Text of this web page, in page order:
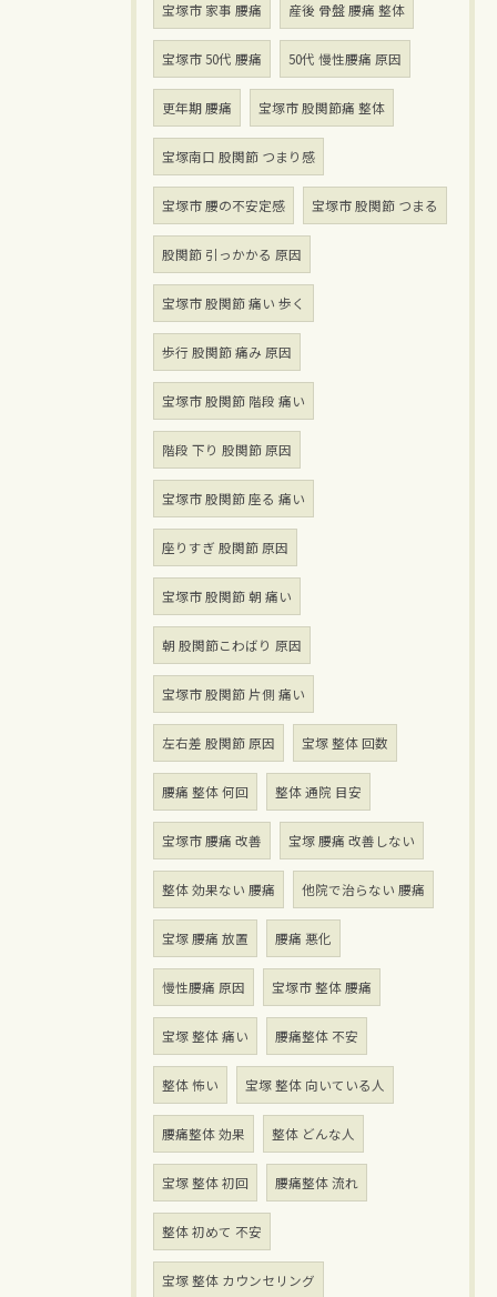
宝塚市 家事 腰痛 産後 骨盤 腰痛 整体
宝塚市 50代 腰痛 50代 慢性腰痛 原因
更年期 腰痛 宝塚市 股関節痛 整体
宝塚南口 股関節 つまり感
宝塚市 腰の不安定感 宝塚市 股関節 つまる
股関節 引っかかる 原因
宝塚市 股関節 痛い 歩く
歩行 股関節 痛み 原因
宝塚市 股関節 階段 痛い
階段 下り 股関節 原因
宝塚市 股関節 座る 痛い
座りすぎ 股関節 原因
宝塚市 股関節 朝 痛い
朝 股関節こわばり 原因
宝塚市 股関節 片側 痛い
左右差 股関節 原因 宝塚 整体 回数
腰痛 整体 何回 整体 通院 目安
宝塚市 腰痛 改善 宝塚 腰痛 改善しない
整体 効果ない 腰痛 他院で治らない 腰痛
宝塚 腰痛 放置 腰痛 悪化
慢性腰痛 原因 宝塚市 整体 腰痛
宝塚 整体 痛い 腰痛整体 不安
整体 怖い 宝塚 整体 向いている人
腰痛整体 効果 整体 どんな人
宝塚 整体 初回 腰痛整体 流れ
整体 初めて 不安
宝塚 整体 カウンセリング